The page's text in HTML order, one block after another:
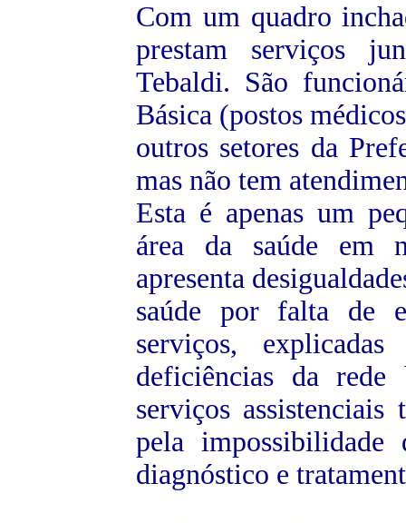
Com um quadro
prestam serviços
Tebaldi. São
Básica (postos
outros setores da
mas não tem
Esta é apenas um
área da saúde em
apresenta
saúde por falta de
serviços,
deficiências da rede
serviços assistenciais
pela impossibilidade
diagnóstico e